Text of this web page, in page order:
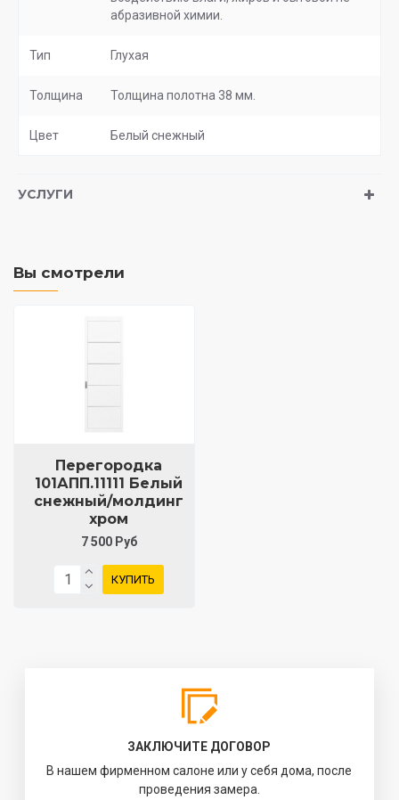
абразивной химии.
Тип Глухая
Толщина Толщина полотна 38 мм.
Цвет Белый снежный
УСЛУГИ
Вы смотрели
Перегородка
101АПП.11111 Белый
снежный/молдинг
хром
7 500 Руб
КУПИТЬ
ЗАКЛЮЧИТЕ ДОГОВОР
В нашем фирменном салоне или у себя дома, после
проведения замера.